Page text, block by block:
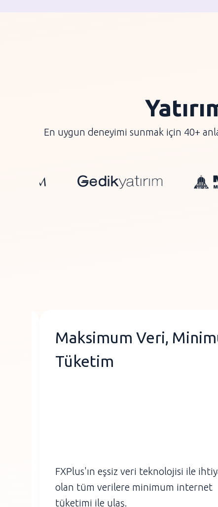
En uygun deneyimi sunmak için 40+
Maksimum Veri,
Tüketim
FXPlus'ın eşsiz veri teknolojisi ile
olan tüm verilere minimum internet
tüketimi ile ulaş.